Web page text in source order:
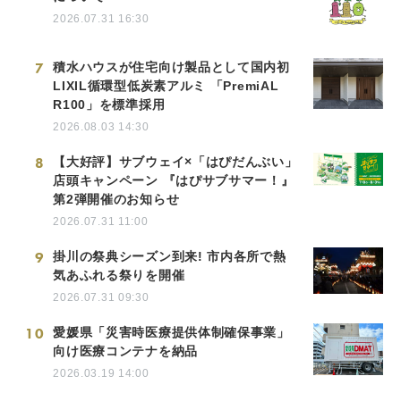
2026.07.31 16:30
7
積水ハウスが住宅向け製品として国内初
LIXIL循環型低炭素アルミ 「PremiAL
R100」を標準採用
2026.08.03 14:30
8
【大好評】サブウェイ×「はぴだんぶい」
店頭キャンペーン 『はぴサブサマー！』
第2弾開催のお知らせ
2026.07.31 11:00
9
掛川の祭典シーズン到来! 市内各所で熱
気あふれる祭りを開催
2026.07.31 09:30
10
愛媛県「災害時医療提供体制確保事業」
向け医療コンテナを納品
2026.03.19 14:00